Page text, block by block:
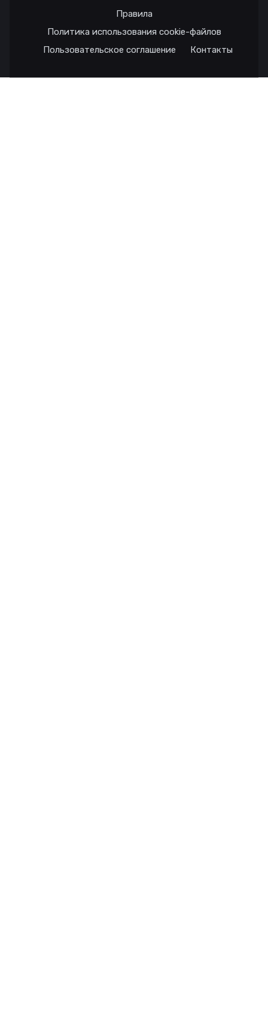
Правила
Политика использования cookie-файлов
Пользовательское соглашение
Контакты